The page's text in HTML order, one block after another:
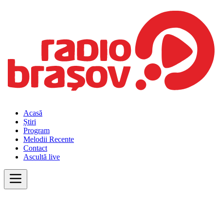
Acasă
Știri
Program
Melodii Recente
Contact
Ascultă live